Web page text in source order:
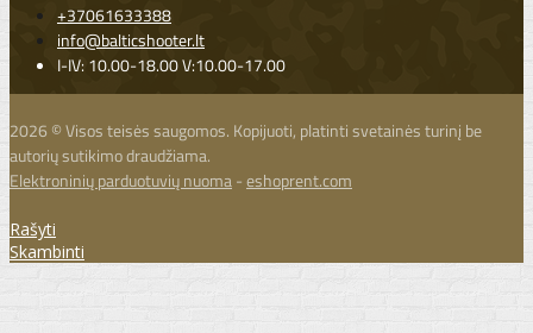
+37061633388
info@balticshooter.lt
I-IV: 10.00-18.00 V:10.00-17.00
2026 © Visos teisės saugomos. Kopijuoti, platinti svetainės turinį be
autorių sutikimo draudžiama.
Elektroninių parduotuvių nuoma-eshoprent.com
Rašyti
Skambinti